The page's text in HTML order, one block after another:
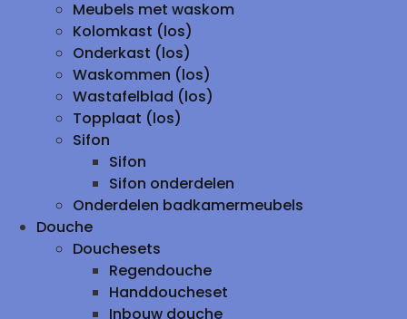
Meubels met waskom
Kolomkast (los)
Onderkast (los)
Waskommen (los)
Wastafelblad (los)
Topplaat (los)
Sifon
Sifon
Sifon onderdelen
Onderdelen badkamermeubels
Douche
Douchesets
Regendouche
Handdoucheset
Inbouw douche